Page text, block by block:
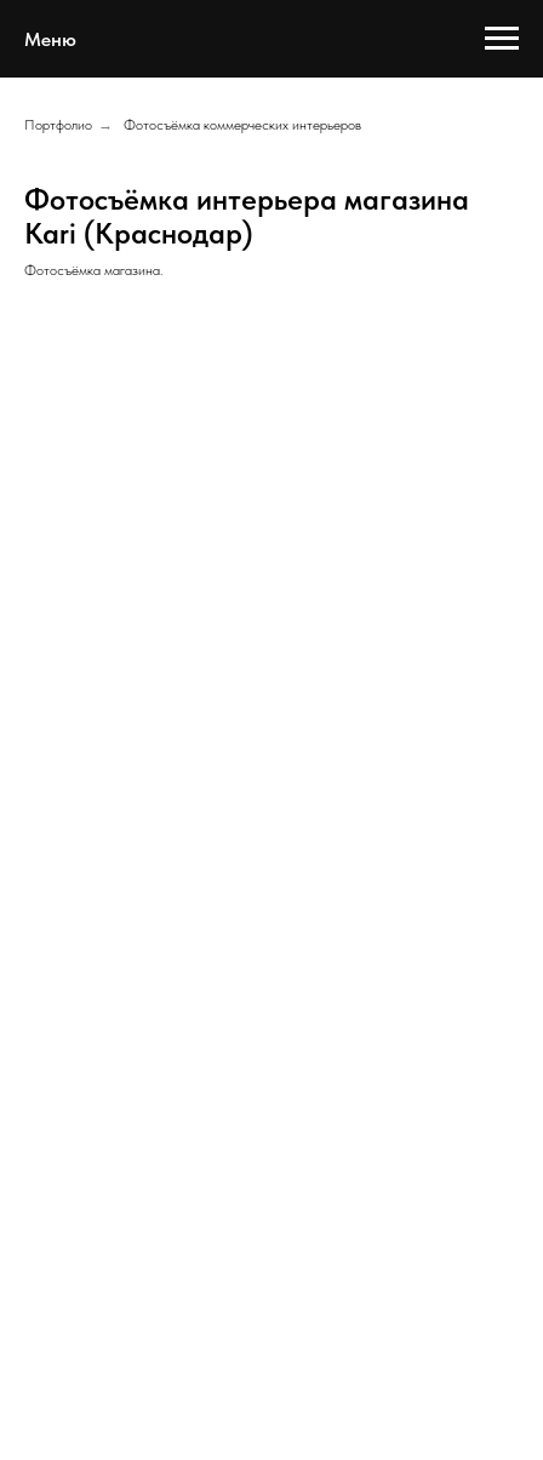
Меню
Портфолио → Фотосъёмка коммерческих интерьеров
Фотосъёмка интерьера магазина
Kari (Краснодар)
Фотосъёмка магазина.